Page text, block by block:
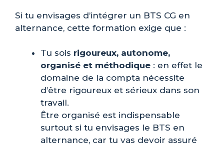
Si tu envisages d’intégrer un BTS CG en
alternance, cette formation exige que :
Tu sois rigoureux, autonome,
organisé et méthodique : en effet le
domaine de la compta nécessite
d’être rigoureux et sérieux dans son
travail.
Être organisé est indispensable
surtout si tu envisages le BTS en
alternance, car tu vas devoir assuré